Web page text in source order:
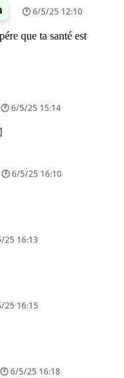
6/5/25 12:10
que ta santé est
6/5/25 15:14
6/5/25 16:10
25 16:13
25 16:15
6/5/25 16:18